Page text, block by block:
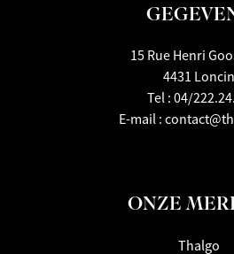
15 Rue Henri
4431 Loncin
Tel : 04/
E-mail :
ONZE
Thalgo